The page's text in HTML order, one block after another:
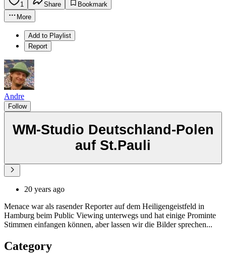
1 Share
Bookmark
More
Add to Playlist
Report
Andre
Follow
WM-Studio Deutschland-Polen
auf St.Pauli
20 years ago
Menace war als rasender Reporter auf dem Heiligengeistfeld in
Hamburg beim Public Viewing unterwegs und hat einige Prominte
Stimmen einfangen können, aber lassen wir die Bilder sprechen...
Category